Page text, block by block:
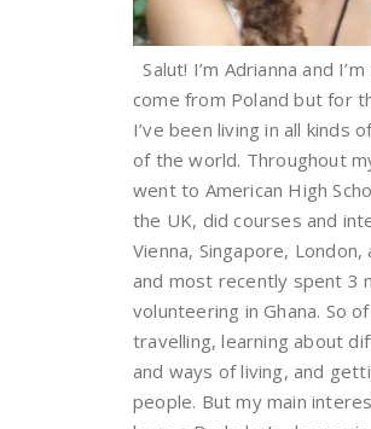
Salut! I’m Adrianna and
come from Poland but for
I’ve been living in all kinds
of the world. Throughout
went to American High
the UK, did courses and
Vienna, Singapore, London,
and most recently spent 3
volunteering in Ghana. So
travelling, learning about
and ways of living, and
people. But my main